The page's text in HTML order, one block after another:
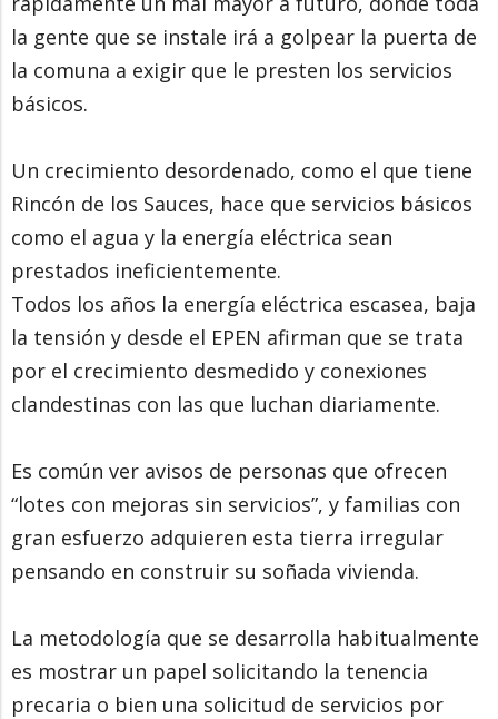
la gente que se instale irá a golpear la puerta de
la comuna a exigir que le presten los servicios
básicos.
Un crecimiento desordenado, como el que tiene
Rincón de los Sauces, hace que servicios básicos
como el agua y la energía eléctrica sean
prestados ineficientemente.
Todos los años la energía eléctrica escasea, baja
la tensión y desde el EPEN afirman que se trata
por el crecimiento desmedido y conexiones
clandestinas con las que luchan diariamente.
Es común ver avisos de personas que ofrecen
“lotes con mejoras sin servicios”, y familias con
gran esfuerzo adquieren esta tierra irregular
pensando en construir su soñada vivienda.
La metodología que se desarrolla habitualmente
es mostrar un papel solicitando la tenencia
precaria o bien una solicitud de servicios por